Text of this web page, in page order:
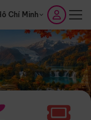
Chí Minh